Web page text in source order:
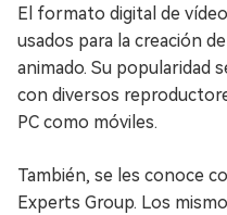
El formato digital de
usados para la creación
animado. Su popularidad
con diversos
PC como móviles.
También, se les conoce
Experts Group. Los